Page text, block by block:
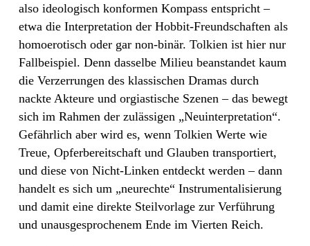
also ideologisch konformen Kompass entspricht –
etwa die Interpretation der Hobbit-Freundschaften als
homoerotisch oder gar non-binär. Tolkien ist hier nur
Fallbeispiel. Denn dasselbe Milieu beanstandet kaum
die Verzerrungen des klassischen Dramas durch
nackte Akteure und orgiastische Szenen – das bewegt
sich im Rahmen der zulässigen „Neuinterpretation“.
Gefährlich aber wird es, wenn Tolkien Werte wie
Treue, Opferbereitschaft und Glauben transportiert,
und diese von Nicht-Linken entdeckt werden – dann
handelt es sich um „neurechte“ Instrumentalisierung
und damit eine direkte Steilvorlage zur Verführung
und unausgesprochenem Ende im Vierten Reich.